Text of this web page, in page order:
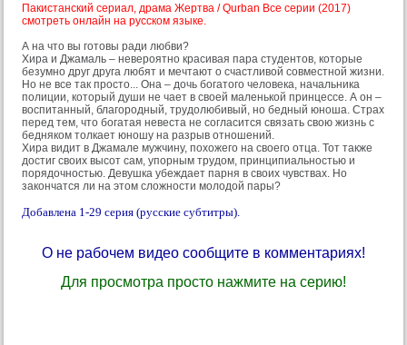
Пакистанский сериал, драма Жертва / Qurban Все серии (2017)
смотреть онлайн на русском языке.
А на что вы готовы ради любви?
Хира и Джамаль – невероятно красивая пара студентов, которые
безумно друг друга любят и мечтают о счастливой совместной жизни.
Но не все так просто... Она – дочь богатого человека, начальника
полиции, который души не чает в своей маленькой принцессе. А он –
воспитанный, благородный, трудолюбивый, но бедный юноша. Страх
перед тем, что богатая невеста не согласится связать свою жизнь с
бедняком толкает юношу на разрыв отношений.
Хира видит в Джамале мужчину, похожего на своего отца. Тот также
достиг своих высот сам, упорным трудом, принципиальностью и
порядочностью. Девушка убеждает парня в своих чувствах. Но
закончатся ли на этом сложности молодой пары?
Добавлена 1-29 серия (русские субтитры).
О не рабочем видео сообщите в комментариях!
Для просмотра просто нажмите на серию!